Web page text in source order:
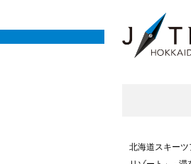
北海道スキー